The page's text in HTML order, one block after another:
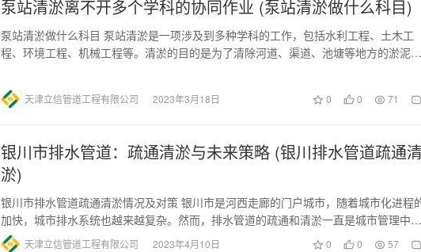
泵站清淤离不开多个学科的协同作业 (泵站清淤做什么科目)
泵站清淤做什么科目 泵站清淤是一项涉及到多种学科的工作，包括水利工程、土木工
程、环境工程、机械工程等。清淤的目的是为了清除河道、渠道、池塘等地方的淤泥，
天津立信管道工程有限公司 2023年3月18日 0 0 71
银川市排水管道：疏通清淤与未来策略 (银川排水管道疏通清
淤)
银川市排水管道疏通清淤情况及对策 银川市是河西走廊的门户城市，随着城市化进程
加快，城市排水系统也越来越复杂。然而，排水管道的疏通和清淤一直是城市管理中的
难点问题。本文将从现状和对…
天津立信管道工程有限公司 2023年4月10日 0 0 57